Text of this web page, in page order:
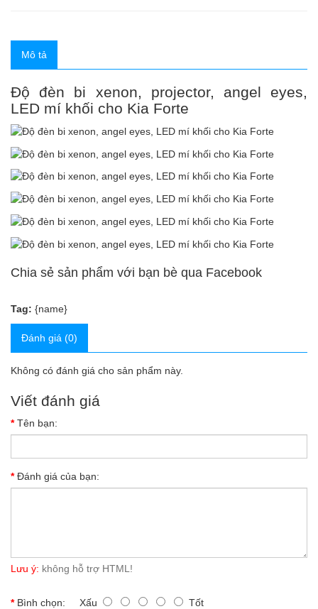
Mô tả
Độ đèn bi xenon, projector, angel eyes,
LED mí khối cho Kia Forte
Chia sẻ sản phẩm với bạn bè qua Facebook
Tag: {name}
Đánh giá (0)
Không có đánh giá cho sản phẩm này.
Viết đánh giá
Tên bạn:
Đánh giá của bạn:
Lưu ý: không hỗ trợ HTML!
Bình chọn: Xấu Tốt